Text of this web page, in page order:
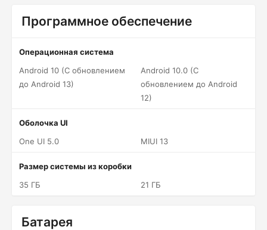
Программное обеспечение
Операционная система
Android 10 (С обновлением
до Android 13)
Android 10.0 (С
обновлением до Android
12)
Оболочка UI
One UI 5.0
MIUI 13
Размер системы из коробки
35 ГБ
21 ГБ
Батарея